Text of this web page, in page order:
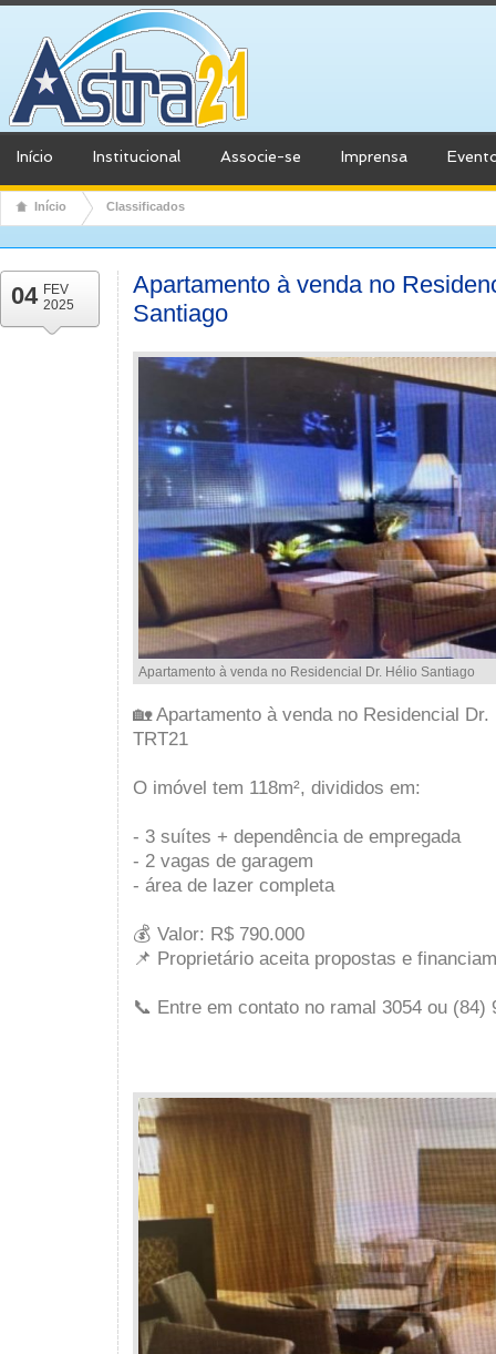
Início Institucional Associe-se Imprensa
Início Classificados
04 FEV
2025
Apartamento à venda no
Santiago
Apartamento à venda no Residencial Dr. Hélio Santiago
🏡 Apartamento à venda no Residencial
TRT21
O imóvel tem 118m², divididos em:
- 3 suítes + dependência de empregada
- 2 vagas de garagem
- área de lazer completa
💰 Valor: R$ 790.000
📌 Proprietário aceita propostas e
📞 Entre em contato no ramal 3054 ou (84)